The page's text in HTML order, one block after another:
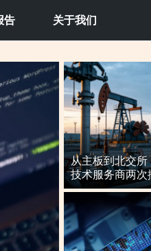
告 关于我们
从主板到北交所
技术服务商两次
要性与核心技术